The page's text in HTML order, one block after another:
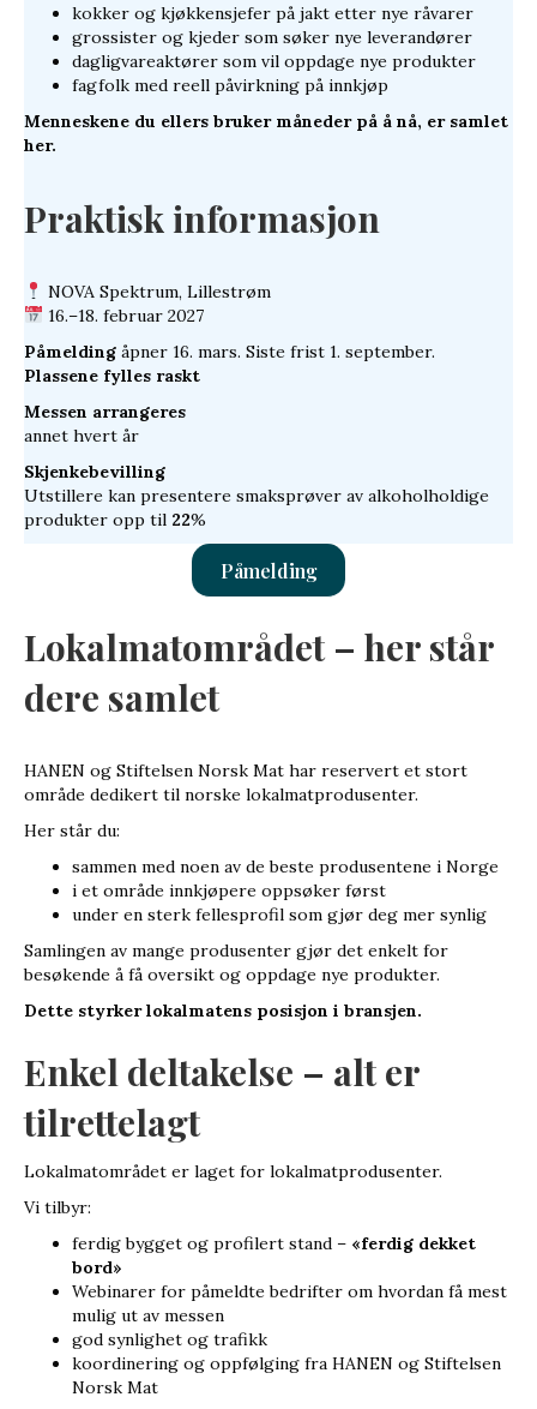
kokker og kjøkkensjefer på jakt etter nye råvarer
grossister og kjeder som søker nye leverandører
dagligvareaktører som vil oppdage nye produkter
fagfolk med reell påvirkning på innkjøp
Menneskene du ellers bruker måneder på å nå, er samlet
her.
Praktisk informasjon
NOVA Spektrum, Lillestrøm
16.–18. februar 2027
Påmelding åpner 16. mars. Siste frist 1. september.
Plassene fylles raskt
Messen arrangeres
annet hvert år
Skjenkebevilling
Utstillere kan presentere smaksprøver av alkoholholdige
produkter opp til 22%
Påmelding
Lokalmatområdet – her står
dere samlet
HANEN og Stiftelsen Norsk Mat har reservert et stort
område dedikert til norske lokalmatprodusenter.
Her står du:
sammen med noen av de beste produsentene i Norge
i et område innkjøpere oppsøker først
under en sterk fellesprofil som gjør deg mer synlig
Samlingen av mange produsenter gjør det enkelt for
besøkende å få oversikt og oppdage nye produkter.
Dette styrker lokalmatens posisjon i bransjen.
Enkel deltakelse – alt er
tilrettelagt
Lokalmatområdet er laget for lokalmatprodusenter.
Vi tilbyr:
ferdig bygget og profilert stand – «ferdig dekket
bord»
Webinarer for påmeldte bedrifter om hvordan få mest
mulig ut av messen
god synlighet og trafikk
koordinering og oppfølging fra HANEN og Stiftelsen
Norsk Mat